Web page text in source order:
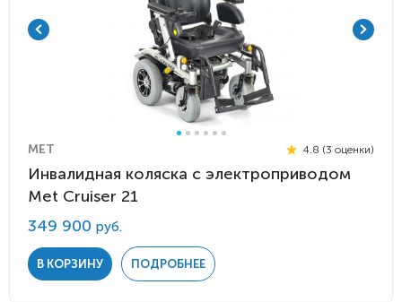
MET 4.8 (3 оценки)
Инвалидная коляска с электроприводом
Мet Cruiser 21
349 900 руб.
В КОРЗИНУ ПОДРОБНЕЕ